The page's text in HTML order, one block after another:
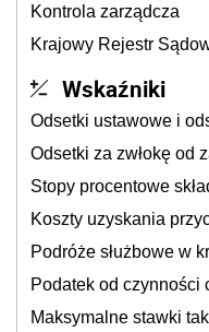
Kontrola zarządcza
Krajowy Rejestr
Wskaźniki
Odsetki ustawowe i
Odsetki za zwłokę od
Stopy procentowe
Koszty uzyskania
Podróże służbowe w
Podatek od czynności
Maksymalne stawki